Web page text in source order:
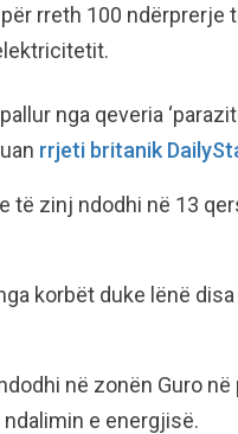
rreth 100 ndërprerje
nga qeveria
rrjeti britanik
të zinj ndodhi në 13
korbët duke lënë
në zonën Guro në
e energjisë.